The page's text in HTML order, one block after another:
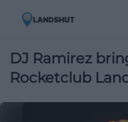
DJ Ramirez
Rocketclub